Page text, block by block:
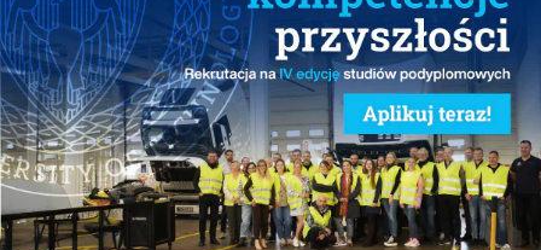
korzyści w wymiarze praktycznym –
podsumowuje
Jan
Wiśniewski z Centrum Badań i Analiz PSPA.
CBiA jest jednostką analityczno-badawczą PSPA,
której celem jest wszechstronne badanie rynku
elektromobilności, agregacja, wszechstronna analiza
danych i udostępnianie ich uczestnikom rynku. Centrum,
oprócz ewidencji stacji ładowania pojazdów